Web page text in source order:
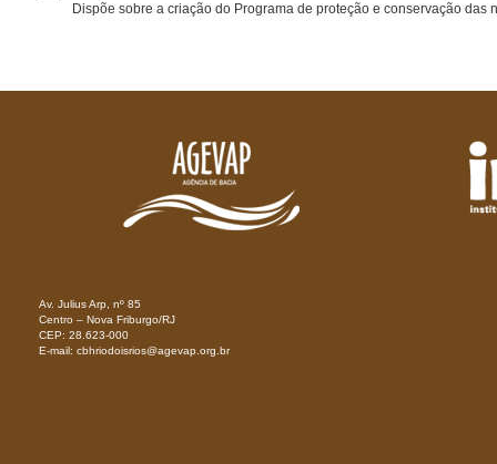
Dispõe sobre a criação do Programa de proteção e conservação das
Av. Julius Arp, nº 85
Centro – Nova Friburgo/RJ
CEP: 28.623-000
E-mail: cbhriodoisrios@agevap.org.br